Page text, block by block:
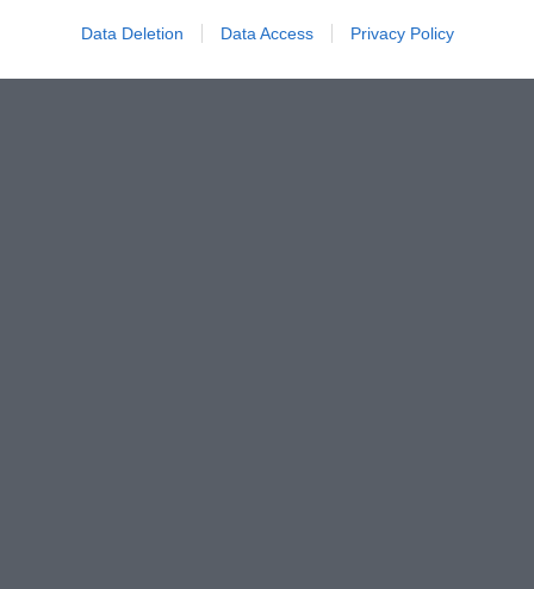
Data Deletion Data Access Privacy Policy